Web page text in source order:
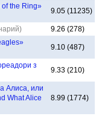
of the Ring»
9.05 (11235)
9.26 (278)
9.10 (487)
з
9.33 (210)
Алиса, или
What Alice
8.99 (1774)